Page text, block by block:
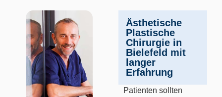
Ästhetische
Plastische
Chirurgie in
Bielefeld mit
langer
Erfahrung
Patienten sollten